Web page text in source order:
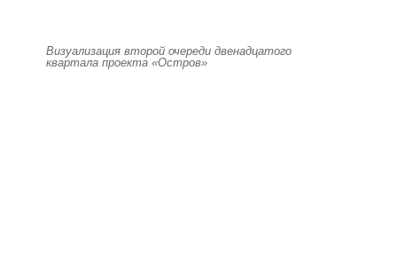
Визуализация второй очереди двенадцатого
квартала проекта «Остров»